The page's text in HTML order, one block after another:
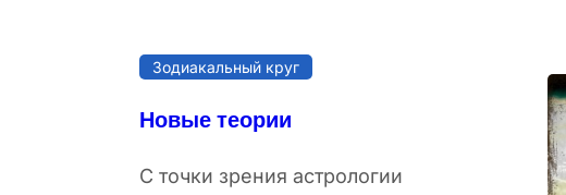
Зодиакальный круг
Новые теории
С точки зрения астрологии